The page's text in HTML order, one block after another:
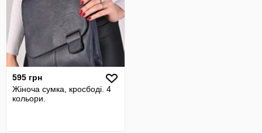
595 грн
Жіноча сумка, кросбоді. 4
кольори.